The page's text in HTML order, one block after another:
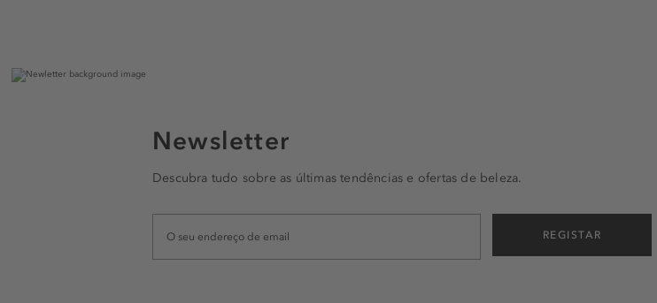
Newsletter
Descubra tudo sobre as últimas tendências e ofertas de beleza.
REGISTAR